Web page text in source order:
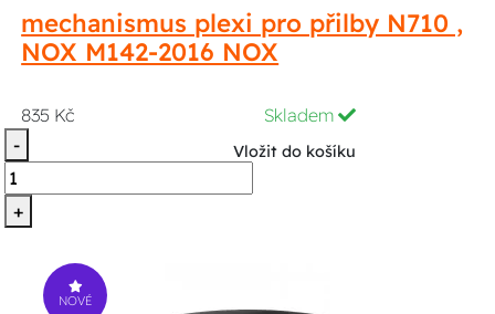
mechanismus plexi pro přilby N710 ,
NOX M142-2016 NOX
835 Kč
Skladem
-
+
Vložit do košíku
NOVÉ